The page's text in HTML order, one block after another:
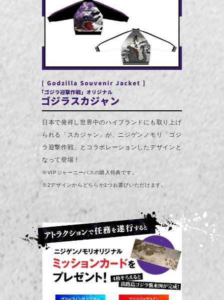
日本で発祥し世界中のハイブランドにも取り上げ
られる「スカジャン」が、ニジゲンノモリ「ゴジ
ラ迎撃作戦」とコラボレーションしたデザインと
なって登場！
※VIPジャーニーパスの購入特典です。
※2デザインからどちらか1つお選びいただけます。